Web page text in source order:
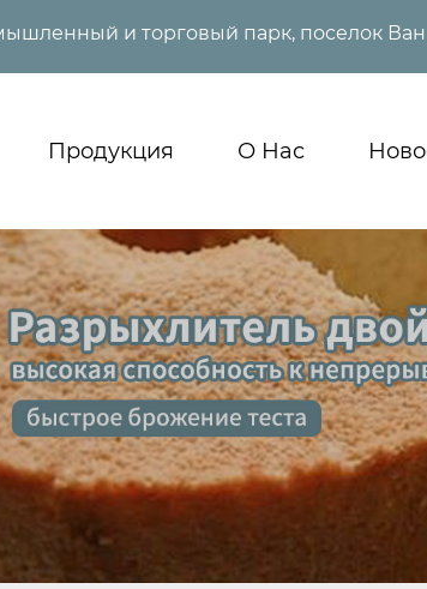
и торговый парк, поселок
Продукция О Нас